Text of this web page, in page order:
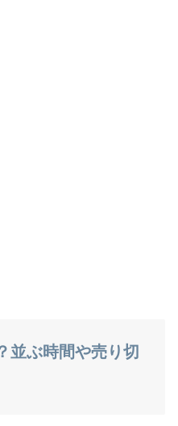
並ぶ時間や売り切